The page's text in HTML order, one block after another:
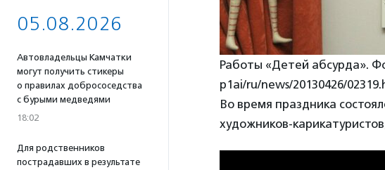
05.08.2026
Автовладельцы Камчатки
могут получить стикеры
о правилах добрососедства
с бурыми медведями
18:02
Для родственников
пострадавших в результате
Работы «Детей абсурда».
p1ai/ru/news/20130426/
Во время праздника
художников-